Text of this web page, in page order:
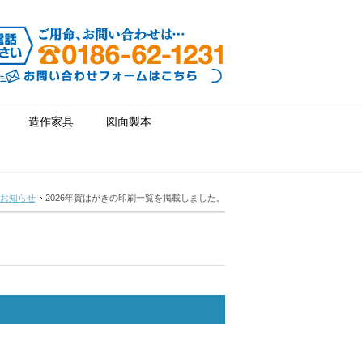
造作家具 図面製本
お知らせ 2026年賀はがきの印刷一覧を掲載しました。